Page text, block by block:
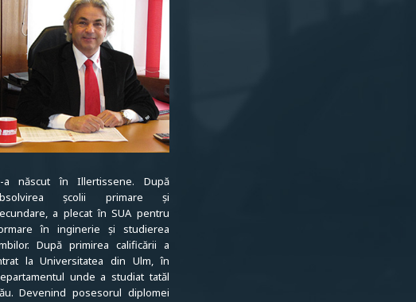
a născut în Illertissene. După
școlii primare și
a plecat în SUA pentru
în inginerie și studierea
După primirea calificării a
la Universitatea din Ulm, în
unde a studiat tatăl
Devenind posesorul diplomei